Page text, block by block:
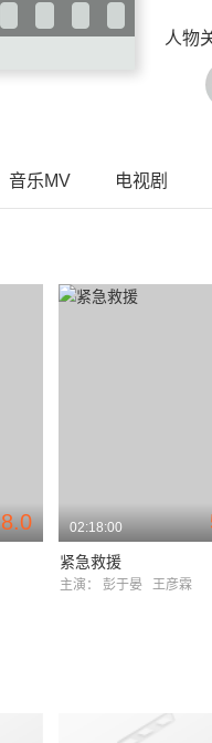
人物
音乐MV 电视剧
8.0 02:18:00
紧急救援
主演： 彭于晏 王彦霖